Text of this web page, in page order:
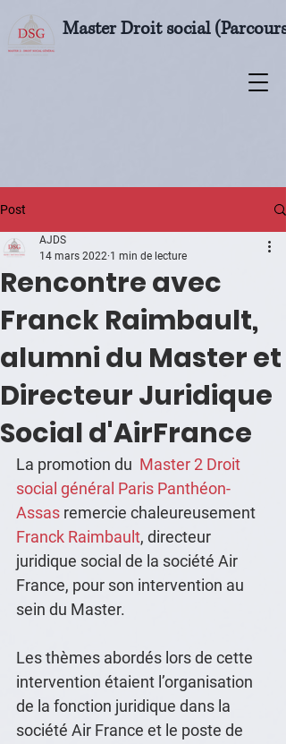
Master Droit social
Post
Rencontre avec
Franck Raimbault,
alumni du Master et
Directeur Juridique
Social d'AirFrance
AJDS
14 mars 2022 1 min de lecture
La promotion du Master 2 Droit
social général Paris Panthéon-
Assas remercie chaleureusement
Franck Raimbault, directeur
juridique social de la société Air
France, pour son intervention au
sein du Master.
Les thèmes abordés lors de cette
intervention étaient l’organisation
de la fonction juridique dans la
société Air France et le poste de